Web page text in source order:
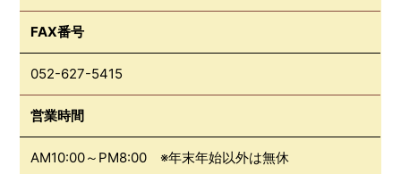
FAX番号
052-627-5415
営業時間
AM10:00～PM8:00 ※年末年始以外は無休